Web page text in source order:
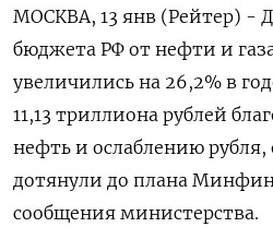
МОСКВА, 13 янв (Рейтер) -
бюджета РФ от нефти и
увеличились на 26,2% в
11,13 триллиона рублей
нефть и ослаблению рубля,
дотянули до плана
сообщения министерства.